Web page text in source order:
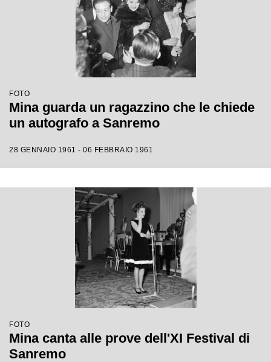
FOTO
Mina guarda un ragazzino che le chiede
un autografo a Sanremo
28 GENNAIO 1961 - 06 FEBBRAIO 1961
FOTO
Mina canta alle prove dell'XI Festival di
Sanremo